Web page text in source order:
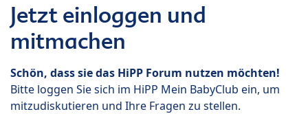
Jetzt einloggen und
mitmachen
Schön, dass sie das HiPP Forum nutzen möchten!
Bitte loggen Sie sich im HiPP Mein BabyClub ein, um
mitzudiskutieren und Ihre Fragen zu stellen.